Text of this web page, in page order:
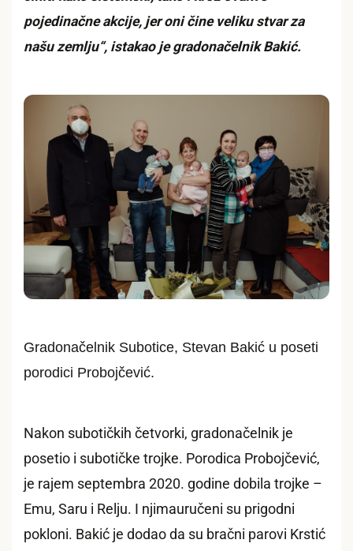
pojedinačne akcije, jer oni čine veliku stvar za
našu zemlju“, istakao je gradonačelnik Bakić.
Gradonačelnik Subotice, Stevan Bakić u poseti
porodici Probojčević.
Nakon subotičkih četvorki, gradonačelnik je
posetio i subotičke trojke. Porodica Probojčević,
je rajem septembra 2020. godine dobila trojke –
Emu, Saru i Relju. I njimauručeni su prigodni
pokloni. Bakić je dodao da su bračni parovi Krstić